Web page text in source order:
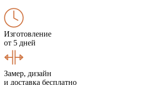
Изготовление
от 5 дней
Замер, дизайн
и доставка бесплатно